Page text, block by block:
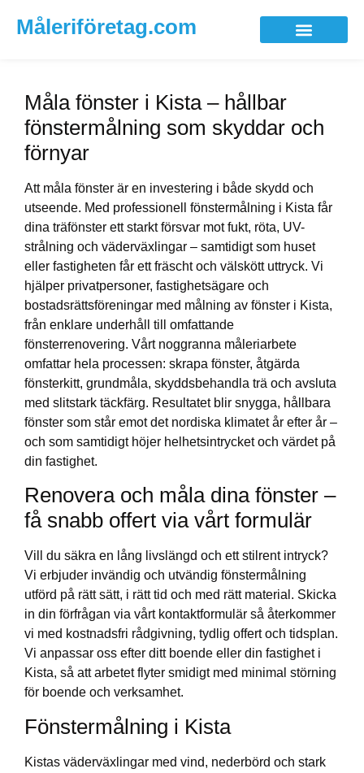
Måleriföretag.com
Måla fönster i Kista – hållbar
fönstermålning som skyddar och
förnyar
Att måla fönster är en investering i både skydd och
utseende. Med professionell fönstermålning i Kista får
dina träfönster ett starkt försvar mot fukt, röta, UV-
strålning och väderväxlingar – samtidigt som huset
eller fastigheten får ett fräscht och välskött uttryck. Vi
hjälper privatpersoner, fastighetsägare och
bostadsrättsföreningar med målning av fönster i Kista,
från enklare underhåll till omfattande
fönsterrenovering. Vårt noggranna måleriarbete
omfattar hela processen: skrapa fönster, åtgärda
fönsterkitt, grundmåla, skyddsbehandla trä och avsluta
med slitstark täckfärg. Resultatet blir snygga, hållbara
fönster som står emot det nordiska klimatet år efter år –
och som samtidigt höjer helhetsintrycket och värdet på
din fastighet.
Renovera och måla dina fönster –
få snabb offert via vårt formulär
Vill du säkra en lång livslängd och ett stilrent intryck?
Vi erbjuder invändig och utvändig fönstermålning
utförd på rätt sätt, i rätt tid och med rätt material. Skicka
in din förfrågan via vårt kontaktformulär så återkommer
vi med kostnadsfri rådgivning, tydlig offert och tidsplan.
Vi anpassar oss efter ditt boende eller din fastighet i
Kista, så att arbetet flyter smidigt med minimal störning
för boende och verksamhet.
Fönstermålning i Kista
Kistas väderväxlingar med vind, nederbörd och stark